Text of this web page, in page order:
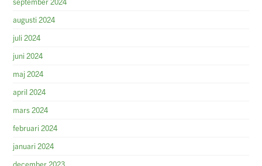
augusti 2024
juli 2024
juni 2024
maj 2024
april 2024
mars 2024
februari 2024
januari 2024
december 2023